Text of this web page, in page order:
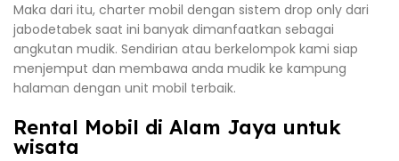
Maka dari itu, charter mobil dengan sistem drop only dari
jabodetabek saat ini banyak dimanfaatkan sebagai
angkutan mudik. Sendirian atau berkelompok kami siap
menjemput dan membawa anda mudik ke kampung
halaman dengan unit mobil terbaik.
Rental Mobil di Alam Jaya untuk
wisata